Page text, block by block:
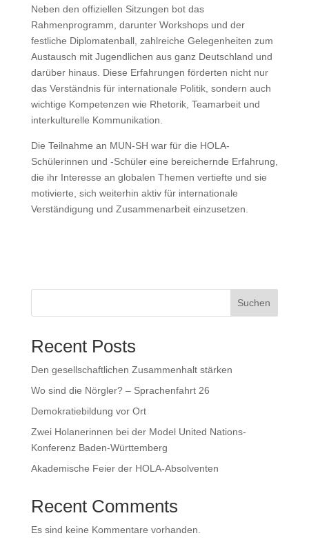
Neben den offiziellen Sitzungen bot das
Rahmenprogramm, darunter Workshops und der
festliche Diplomatenball, zahlreiche Gelegenheiten zum
Austausch mit Jugendlichen aus ganz Deutschland und
darüber hinaus. Diese Erfahrungen förderten nicht nur
das Verständnis für internationale Politik, sondern auch
wichtige Kompetenzen wie Rhetorik, Teamarbeit und
interkulturelle Kommunikation.
Die Teilnahme an MUN-SH war für die HOLA-
Schülerinnen und -Schüler eine bereichernde Erfahrung,
die ihr Interesse an globalen Themen vertiefte und sie
motivierte, sich weiterhin aktiv für internationale
Verständigung und Zusammenarbeit einzusetzen.
Suchen
Recent Posts
Den gesellschaftlichen Zusammenhalt stärken
Wo sind die Nörgler? – Sprachenfahrt 26
Demokratiebildung vor Ort
Zwei Holanerinnen bei der Model United Nations-
Konferenz Baden-Württemberg
Akademische Feier der HOLA-Absolventen
Recent Comments
Es sind keine Kommentare vorhanden.